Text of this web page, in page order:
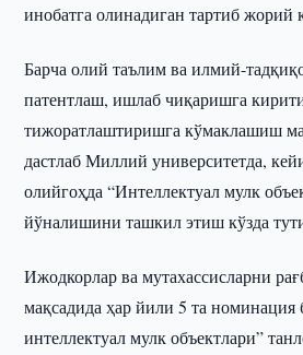
инобатга олинадиган тартиб жорий
Барча олий таълим ва илмий-
патентлаш, ишлаб чиқаришга
тижоратлаштиришга кўмаклашиш
дастлаб Миллий университетда,
олийгоҳда “Интеллектуал мулк
йўналишини ташкил этиш кўзда
Ижодкорлар ва мутахассисларни
мақсадида ҳар йили 5 та
интеллектуал мулк объектлари”